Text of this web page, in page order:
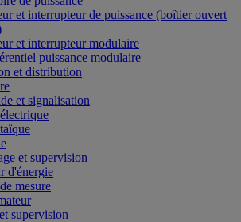
et interrupteur de puissance (boîtier ouvert
et interrupteur modulaire
puissance modulaire
et distribution
et signalisation
et supervision
d'énergie
mesure
supervision